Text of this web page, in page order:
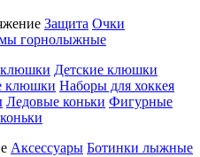
Защита Очки
горнолыжные
клюшки Детские клюшки
клюшки Наборы для хоккея
Ледовые коньки Фигурные
Аксессуары Ботинки лыжные